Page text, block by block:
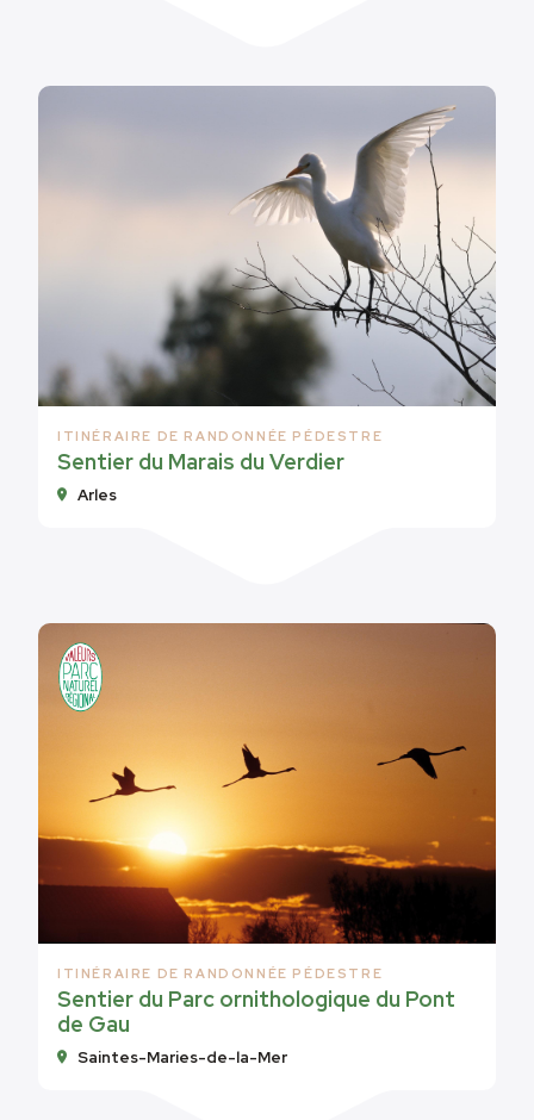
ITINÉRAIRE DE RANDONNÉE PÉDESTRE
Sentier du Marais du Verdier
Arles
ITINÉRAIRE DE RANDONNÉE PÉDESTRE
Sentier du Parc ornithologique du Pont
de Gau
Saintes-Maries-de-la-Mer